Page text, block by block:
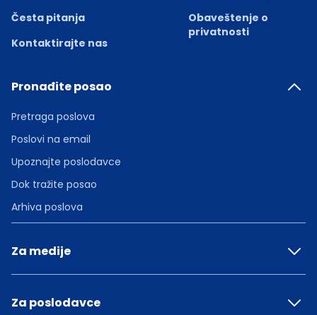
Česta pitanja
Kontaktirajte nas
Obaveštenje o
privatnosti
Pronađite posao
Pretraga poslova
Poslovi na email
Upoznajte poslodavce
Dok tražite posao
Arhiva poslova
Za medije
Za poslodavce